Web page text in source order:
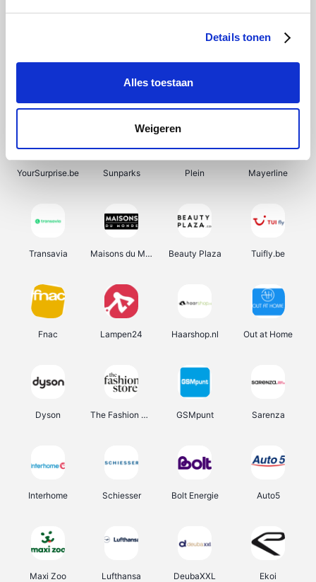
Details tonen
Alles toestaan
Weigeren
SupraBazar Shein Bergfreunde Smartwatchbanden
YourSurprise.be Sunparks Plein Mayerline
Transavia Maisons du Monde Beauty Plaza Tuifly.be
Fnac Lampen24 Haarshop.nl Out at Home
Dyson The Fashion Store GSMpunt Sarenza
Interhome Schiesser Bolt Energie Auto5
Maxi Zoo Lufthansa DeubaXXL Ekoi